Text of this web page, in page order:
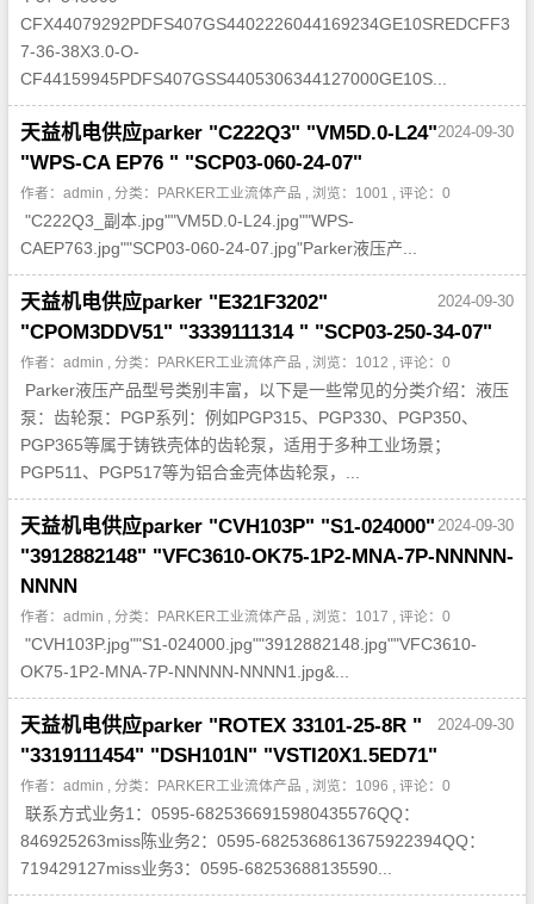
CFX44079292PDFS407GS4402226044169234GE10SREDCFF3
7-36-38X3.0-O-
CF44159945PDFS407GSS4405306344127000GE10S...
2024-09-30
天益机电供应parker "C222Q3" "VM5D.0-L24"
"WPS-CA EP76 " "SCP03-060-24-07"
作者：admin , 分类： PARKER工业流体产品 , 浏览：1001 , 评论：0
"C222Q3_副本.jpg""VM5D.0-L24.jpg""WPS-
CAEP763.jpg""SCP03-060-24-07.jpg"Parker液压产...
2024-09-30
天益机电供应parker "E321F3202"
"CPOM3DDV51" "3339111314 " "SCP03-250-34-07"
作者：admin , 分类： PARKER工业流体产品 , 浏览：1012 , 评论：0
Parker液压产品型号类别丰富，以下是一些常见的分类介绍：液压
泵：齿轮泵：PGP系列：例如PGP315、PGP330、PGP350、
PGP365等属于铸铁壳体的齿轮泵，适用于多种工业场景；
PGP511、PGP517等为铝合金壳体齿轮泵，...
2024-09-30
天益机电供应parker "CVH103P" "S1-024000"
"3912882148" "VFC3610-OK75-1P2-MNA-7P-NNNNN-
NNNN
作者：admin , 分类： PARKER工业流体产品 , 浏览：1017 , 评论：0
"CVH103P.jpg""S1-024000.jpg""3912882148.jpg""VFC3610-
OK75-1P2-MNA-7P-NNNNN-NNNN1.jpg&...
2024-09-30
天益机电供应parker "ROTEX 33101-25-8R "
"3319111454" "DSH101N" "VSTI20X1.5ED71"
作者：admin , 分类： PARKER工业流体产品 , 浏览：1096 , 评论：0
联系方式业务1：0595-6825366915980435576QQ：
846925263miss陈业务2：0595-6825368613675922394QQ：
719429127miss业务3：0595-68253688135590...